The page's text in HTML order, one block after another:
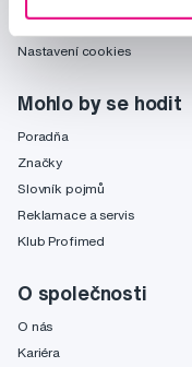
Nastavení cookies
Mohlo by se hodit
Poradňa
Značky
Slovník pojmů
Reklamace a servis
Klub Profimed
O společnosti
O nás
Kariéra